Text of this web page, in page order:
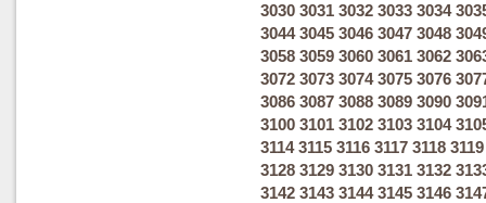
3030 3031 3032 3033 3034
3044 3045 3046 3047 3048
3058 3059 3060 3061 3062
3072 3073 3074 3075 3076
3086 3087 3088 3089 3090
3100 3101 3102 3103 3104
3114 3115 3116 3117 3118 3119
3128 3129 3130 3131 3132
3142 3143 3144 3145 3146